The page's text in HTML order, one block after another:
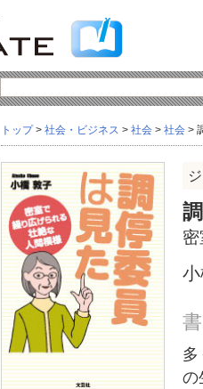
トップ> 社会・ビジネス > 社会 > 社会 >
多
の